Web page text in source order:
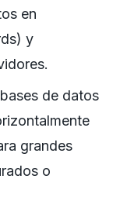
en
y
de datos
grandes
o